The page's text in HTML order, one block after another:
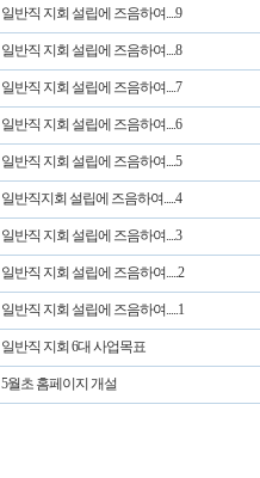
일반직 지회 설립에 즈음하여....9
일반직 지회 설립에 즈음하여....8
일반직 지회 설립에 즈음하여....7
일반직 지회 설립에 즈음하여....6
일반직 지회 설립에 즈음하여....5
일반직지회 설립에 즈음하여.....4
일반직 지회 설립에 즈음하여....3
일반직 지회 설립에 즈음하여.....2
일반직 지회 설립에 즈음하여.....1
일반직 지회 6대 사업목표
5월초 홈페이지 개설